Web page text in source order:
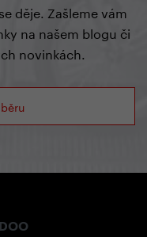
děje. Zašleme vám
na našem blogu či
novinkách.